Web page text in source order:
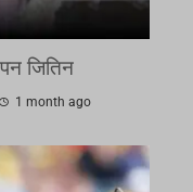
जितिन
1 month ago